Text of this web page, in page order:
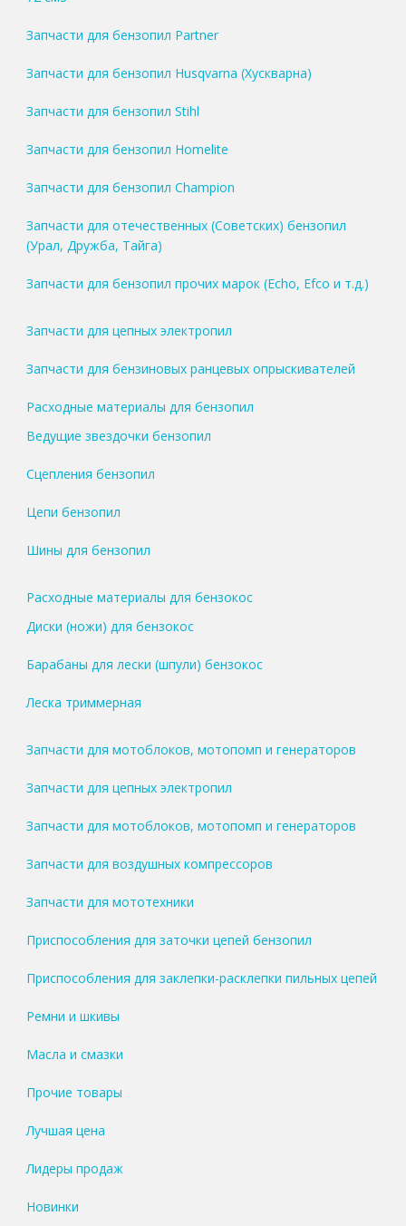
Запчасти для бензопил Partner
Запчасти для бензопил Husqvarna (Хускварна)
Запчасти для бензопил Stihl
Запчасти для бензопил Homelite
Запчасти для бензопил Champion
Запчасти для отечественных (Советских) бензопил
(Урал, Дружба, Тайга)
Запчасти для бензопил прочих марок (Echo, Efco и т.д.)
Запчасти для цепных электропил
Запчасти для бензиновых ранцевых опрыскивателей
Расходные материалы для бензопил
Ведущие звездочки бензопил
Сцепления бензопил
Цепи бензопил
Шины для бензопил
Расходные материалы для бензокос
Диски (ножи) для бензокос
Барабаны для лески (шпули) бензокос
Леска триммерная
Запчасти для мотоблоков, мотопомп и генераторов
Запчасти для цепных электропил
Запчасти для мотоблоков, мотопомп и генераторов
Запчасти для воздушных компрессоров
Запчасти для мототехники
Приспособления для заточки цепей бензопил
Приспособления для заклепки-расклепки пильных цепей
Ремни и шкивы
Масла и смазки
Прочие товары
Лучшая цена
Лидеры продаж
Новинки